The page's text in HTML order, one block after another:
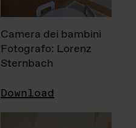
Camera dei bambini
Fotografo: Lorenz
Sternbach
Download